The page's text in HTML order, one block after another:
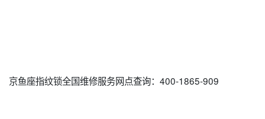
京鱼座指纹锁全国维修服务网点查询：400-1865-909